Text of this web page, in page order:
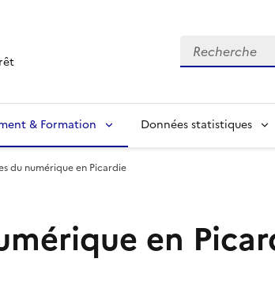
Recherche
& Formation Données statistiques
du numérique en Picardie
en